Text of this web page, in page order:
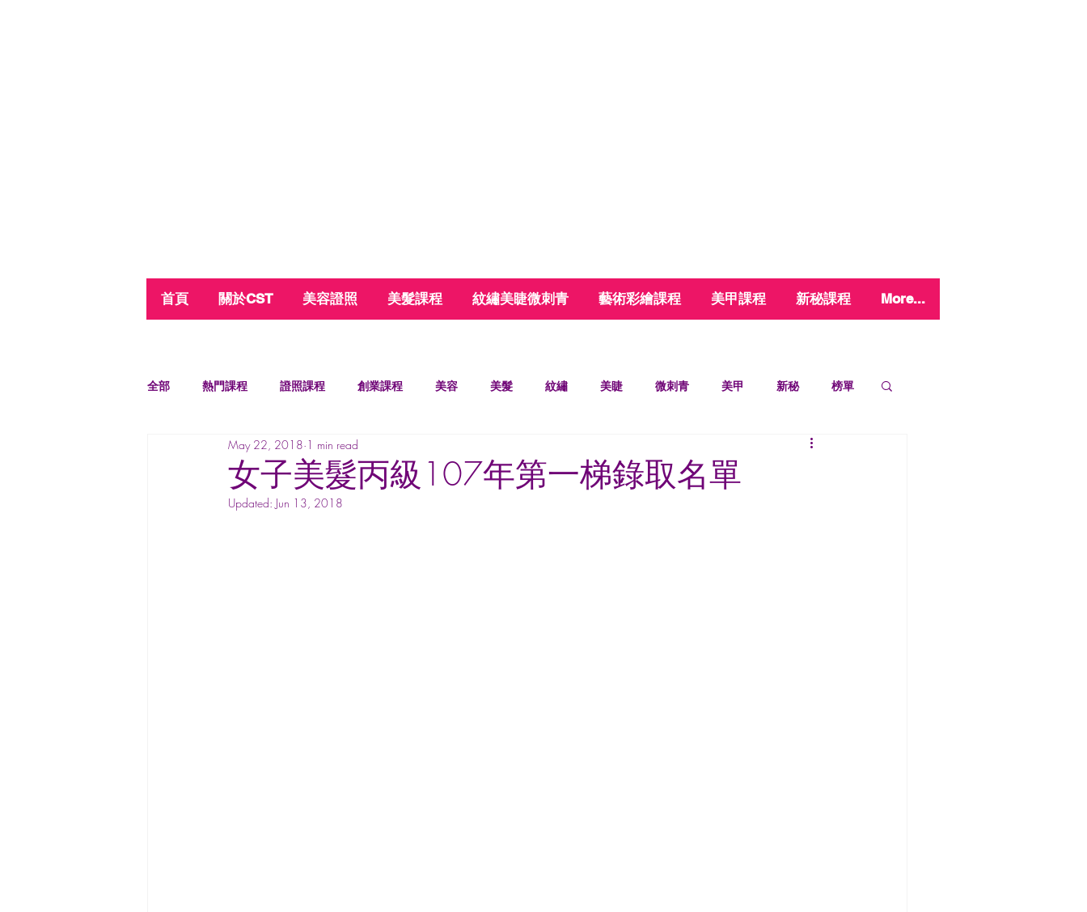
首頁 關於CST 美容證照 美髮課程 紋繡美睫微刺青 藝術彩繪課程 美甲課程 新秘課程 More...
全部 熱門課程 證照課程 創業課程 美容 美髮 紋繡 美睫 微刺青 美甲 新秘 榜單
女子美髮丙級107年第一梯錄取名單
May 22, 2018 1 min read
Updated: Jun 13, 2018